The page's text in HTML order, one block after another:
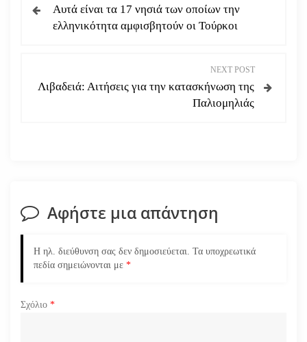
λ
η
ά
θ
Αυτά είναι τα 17 νησιά των οποίων την
ελληνικότητα αμφισβητούν οι Τούρκοι
NEXT POST
Λιβαδειά: Αιτήσεις για την κατασκήνωση της
Παλιομηλιάς
Αφήστε μια απάντηση
Η ηλ. διεύθυνση σας δεν δημοσιεύεται. Τα υποχρεωτικά
πεδία σημειώνονται με *
Σχόλιο *